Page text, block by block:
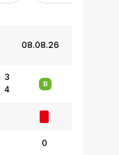
08.08.26
3
4
В
0